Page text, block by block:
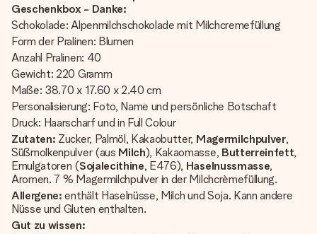
Geschenkbox - Danke:
Schokolade: Alpenmilchschokolade mit Milchcremefüllung
Form der Pralinen: Blumen
Anzahl Pralinen: 40
Gewicht: 220 Gramm
Maße: 38.70 x 17.60 x 2.40 cm
Personalisierung: Foto, Name und persönliche Botschaft
Druck: Haarscharf und in Full Colour
Zutaten: Zucker, Palmöl, Kakaobutter, Magermilchpulver,
Süßmolkenpulver (aus Milch), Kakaomasse, Butterreinfett,
Emulgatoren (Sojalecithine, E476), Haselnussmasse,
Aromen. 7 % Magermilchpulver in der Milchcrèmefüllung.
Allergene:enthält Haselnüsse, Milch und Soja. Kann andere
Nüsse und Gluten enthalten.
Gut zu wissen: